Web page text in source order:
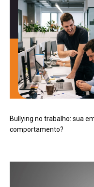
Bullying no trabalho: sua
comportamento?